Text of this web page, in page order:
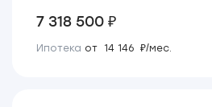
7 318 500 ₽
Ипотека от 14 146 ₽/мес.